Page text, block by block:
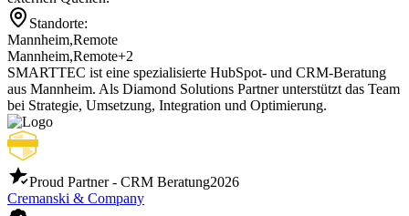
Standorte:
Mannheim,Remote
Mannheim,Remote+2
SMARTTEC ist eine spezialisierte HubSpot- und CRM-Beratung
aus Mannheim. Als Diamond Solutions Partner unterstützt das Team
bei Strategie, Umsetzung, Integration und Optimierung.
Proud Partner - CRM Beratung2026
Cremanski & Company